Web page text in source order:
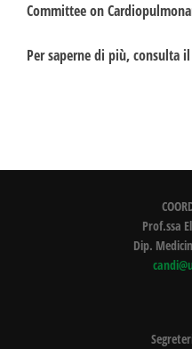
Committee on
Per saperne di più, consulta il
Prof.ssa
Dip.